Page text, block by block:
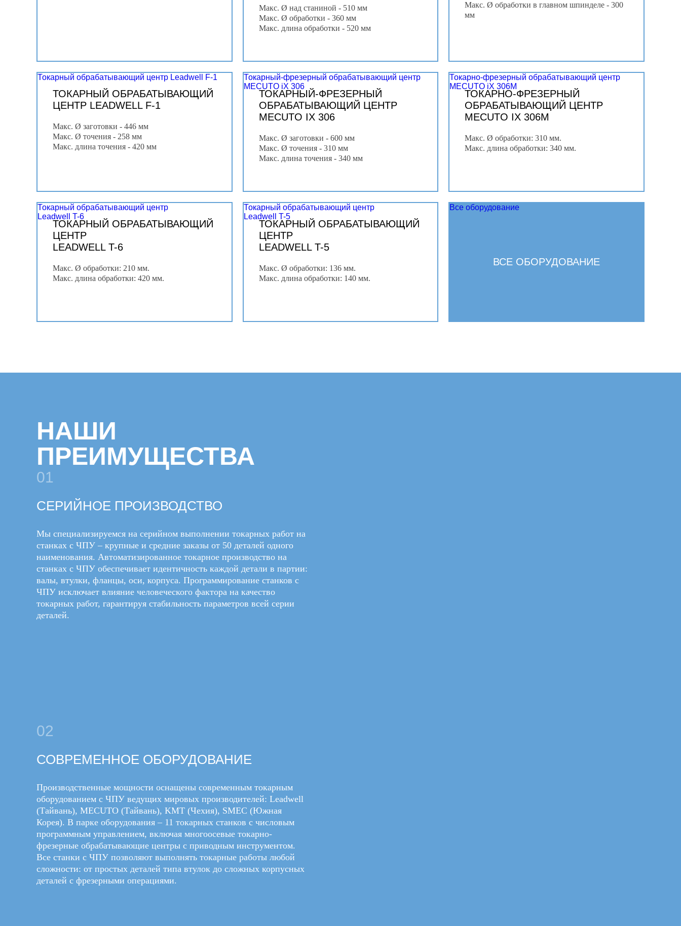
Макс. Ø над станиной - 510 мм
Макс. Ø обработки - 360 мм
Макс. длина обработки - 520 мм
Макс. Ø обработки в главном шпинделе - 300
мм
ТОКАРНЫЙ ОБРАБАТЫВАЮЩИЙ
ЦЕНТР LEADWELL F-1
Макс. Ø заготовки - 446 мм
Макс. Ø точения - 258 мм
Макс. длина точения - 420 мм
Токарный обрабатывающий центр Leadwell F-1
ТОКАРНЫЙ-ФРЕЗЕРНЫЙ
ОБРАБАТЫВАЮЩИЙ ЦЕНТР
MECUTO IX 306
Макс. Ø заготовки - 600 мм
Макс. Ø точения - 310 мм
Макс. длина точения - 340 мм
Токарный-фрезерный обрабатывающий центр
MECUTO iX 306
ТОКАРНО-ФРЕЗЕРНЫЙ
ОБРАБАТЫВАЮЩИЙ ЦЕНТР
MECUTO IX 306M
Макс. Ø обработки: 310 мм.
Макс. длина обработки: 340 мм.
Токарно-фрезерный обрабатывающий центр
MECUTO iX 306M
ТОКАРНЫЙ ОБРАБАТЫВАЮЩИЙ
ЦЕНТР
LEADWELL T-6
Макс. Ø обработки: 210 мм.
Макс. длина обработки: 420 мм.
Токарный обрабатывающий центр
Leadwell T-6
ТОКАРНЫЙ ОБРАБАТЫВАЮЩИЙ
ЦЕНТР
LEADWELL T-5
Макс. Ø обработки: 136 мм.
Макс. длина обработки: 140 мм.
Токарный обрабатывающий центр
Leadwell T-5
Все оборудование
ВСЕ ОБОРУДОВАНИЕ
НАШИ
ПРЕИМУЩЕСТВА
01
СЕРИЙНОЕ ПРОИЗВОДСТВО
Мы специализируемся на серийном выполнении токарных работ на
станках с ЧПУ – крупные и средние заказы от 50 деталей одного
наименования. Автоматизированное токарное производство на
станках с ЧПУ обеспечивает идентичность каждой детали в партии:
валы, втулки, фланцы, оси, корпуса. Программирование станков с
ЧПУ исключает влияние человеческого фактора на качество
токарных работ, гарантируя стабильность параметров всей серии
деталей.
02
СОВРЕМЕННОЕ ОБОРУДОВАНИЕ
Производственные мощности оснащены современным токарным
оборудованием с ЧПУ ведущих мировых производителей: Leadwell
(Тайвань), MECUTO (Тайвань), KMT (Чехия), SMEC (Южная
Корея). В парке оборудования – 11 токарных станков с числовым
программным управлением, включая многоосевые токарно-
фрезерные обрабатывающие центры с приводным инструментом.
Все станки с ЧПУ позволяют выполнять токарные работы любой
сложности: от простых деталей типа втулок до сложных корпусных
деталей с фрезерными операциями.